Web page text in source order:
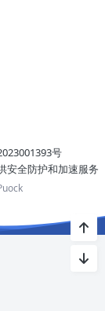
号
安全防护和加速服务